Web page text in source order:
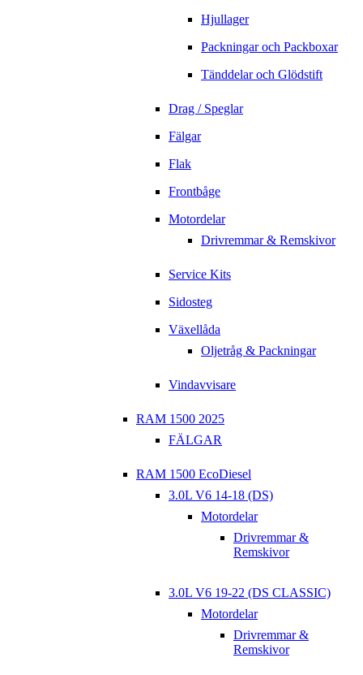
Hjullager
Packningar och Packboxar
Tänddelar och Glödstift
Drag / Speglar
Fälgar
Flak
Frontbåge
Motordelar
Drivremmar & Remskivor
Service Kits
Sidosteg
Växellåda
Oljetråg & Packningar
Vindavvisare
RAM 1500 2025
FÄLGAR
RAM 1500 EcoDiesel
3.0L V6 14-18 (DS)
Motordelar
Drivremmar &
Remskivor
3.0L V6 19-22 (DS CLASSIC)
Motordelar
Drivremmar &
Remskivor